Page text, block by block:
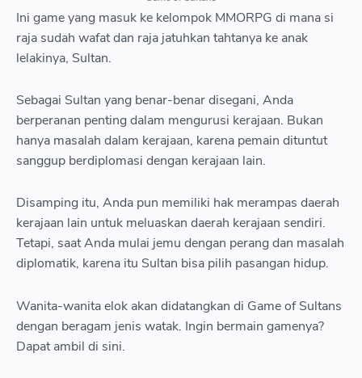
tbody tr td style text align center a href https blogger
502 height 640 src https blogger googleusercontent com img b
OJkG w366 h640 rw 10 png title War and Order width 366 a
bertopik kerajaan yang seru karena itu Anda dapat unduh game
Anda akan dititah untuk lakukan up grade untuk semua
punyai span span div
11 Clash of Empire Empire Age
Ini game yang masuk ke kelompok MMORPG di mana si
raja sudah wafat dan raja jatuhkan tahtanya ke anak
lelakinya, Sultan.
Sebagai Sultan yang benar-benar disegani, Anda
berperanan penting dalam mengurusi kerajaan. Bukan
hanya masalah dalam kerajaan, karena pemain dituntut
sanggup berdiplomasi dengan kerajaan lain.
Disamping itu, Anda pun memiliki hak merampas daerah
kerajaan lain untuk meluaskan daerah kerajaan sendiri.
Tetapi, saat Anda mulai jemu dengan perang dan masalah
diplomatik, karena itu Sultan bisa pilih pasangan hidup.
Wanita-wanita elok akan didatangkan di Game of Sultans
dengan beragam jenis watak. Ingin bermain gamenya?
Dapat ambil di sini.